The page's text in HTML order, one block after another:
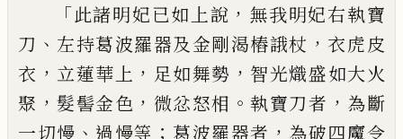
「此諸明妃已如上說 ， 無我明妃右執寶
刀 、 左持葛波羅器及金剛渴樁誐杖 ， 衣虎皮
衣 ， 立蓮華上 ， 足如舞勢 ， 智光熾盛如大火
聚 ，髮髻金色 ， 微忿怒相 。 執寶刀者 ， 為斷
一切慢 、 過慢等 ； 葛波羅器者 ， 為破四魔令